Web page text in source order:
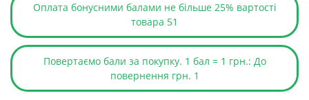
Оплата бонусними балами не більше 25% вартості
товара 51
Повертаємо бали за покупку. 1 бал = 1 грн.: До
повернення грн. 1